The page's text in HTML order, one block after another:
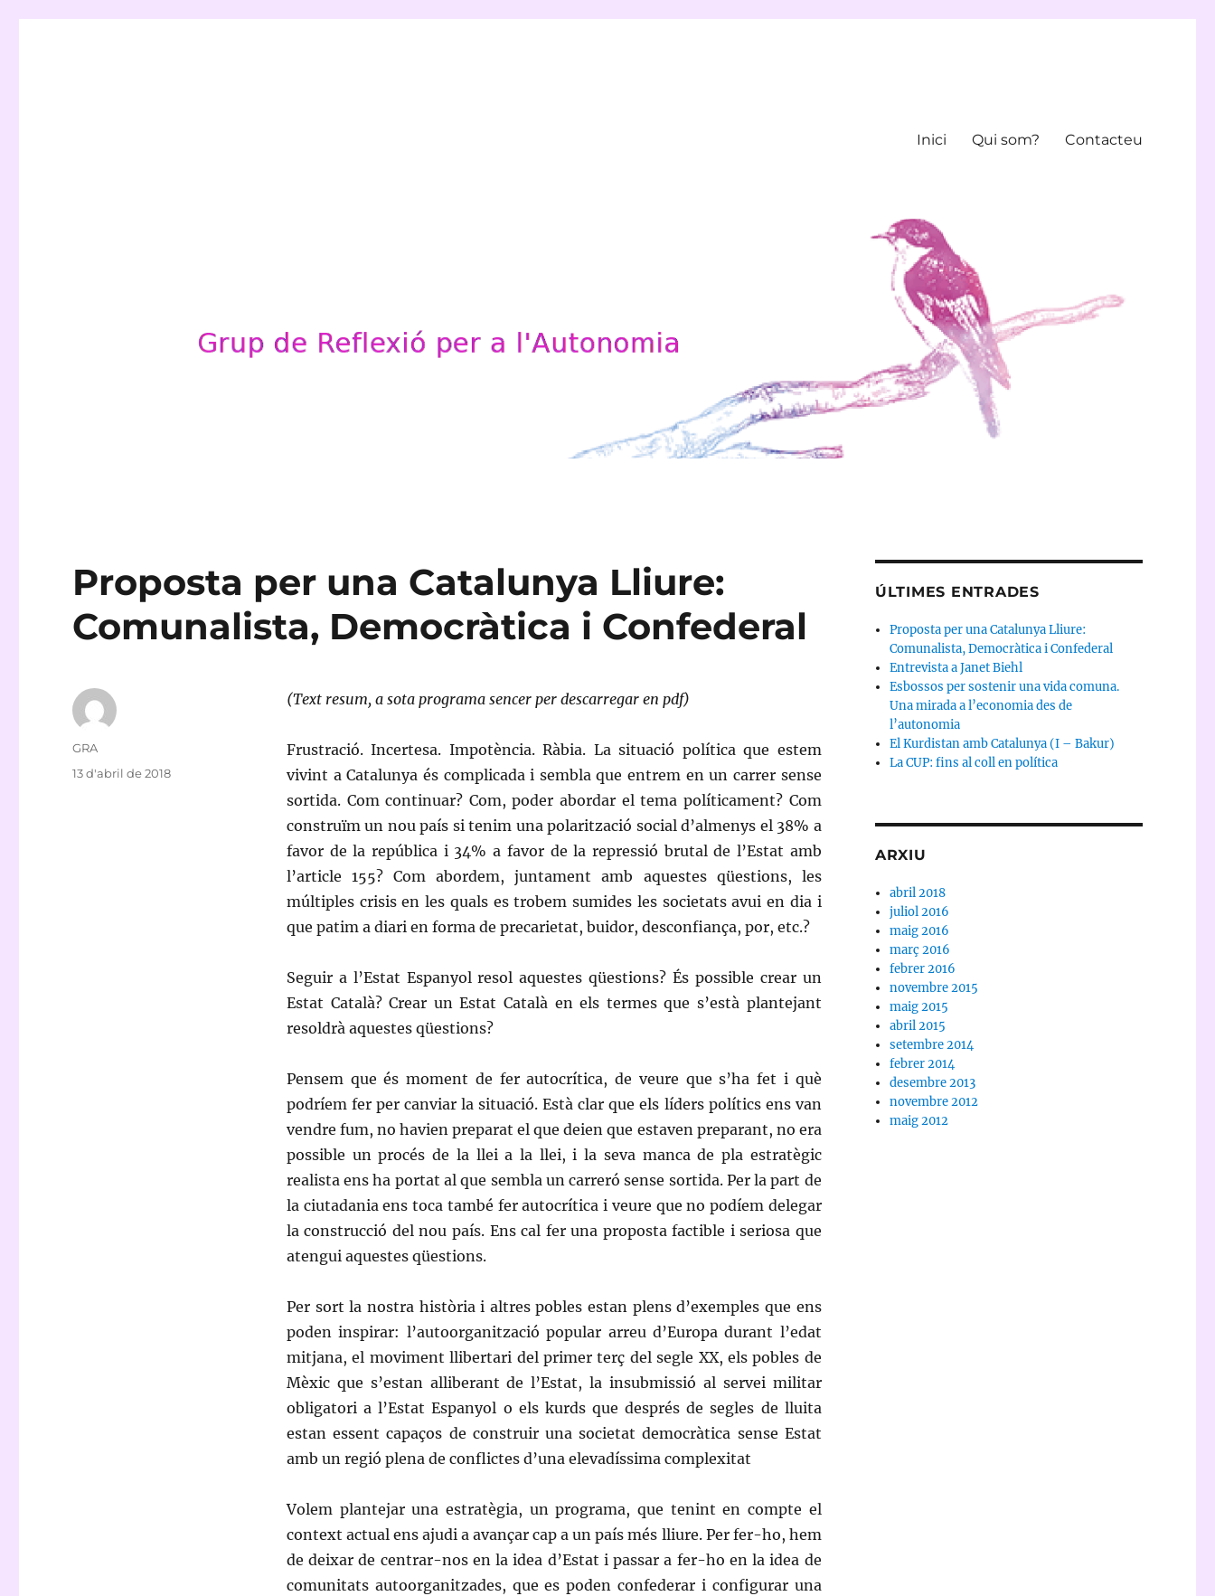
Inici Qui som? Contacteu
Proposta per una Catalunya Lliure:
Comunalista, Democràtica i Confederal
(Text resum, a sota programa sencer per descarregar en pdf)
Frustració. Incertesa. Impotència. Ràbia. La situació política que estem
vivint a Catalunya és complicada i sembla que entrem en un carrer sense
sortida. Com continuar? Com, poder abordar el tema políticament? Com
construïm un nou país si tenim una polarització social d’almenys el 38% a
favor de la república i 34% a favor de la repressió brutal de l’Estat amb
l’article 155? Com abordem, juntament amb aquestes qüestions, les
múltiples crisis en les quals es trobem sumides les societats avui en dia i
que patim a diari en forma de precarietat, buidor, desconfiança, por, etc.?
Seguir a l’Estat Espanyol resol aquestes qüestions? És possible crear un
Estat Català? Crear un Estat Català en els termes que s’està plantejant
resoldrà aquestes qüestions?
Pensem que és moment de fer autocrítica, de veure que s’ha fet i què
podríem fer per canviar la situació. Està clar que els líders polítics ens van
vendre fum, no havien preparat el que deien que estaven preparant, no era
possible un procés de la llei a la llei, i la seva manca de pla estratègic
realista ens ha portat al que sembla un carreró sense sortida. Per la part de
la ciutadania ens toca també fer autocrítica i veure que no podíem delegar
la construcció del nou país. Ens cal fer una proposta factible i seriosa que
atengui aquestes qüestions.
Per sort la nostra història i altres pobles estan plens d’exemples que ens
poden inspirar: l’autoorganització popular arreu d’Europa durant l’edat
mitjana, el moviment llibertari del primer terç del segle XX, els pobles de
Mèxic que s’estan alliberant de l’Estat, la insubmissió al servei militar
obligatori a l’Estat Espanyol o els kurds que després de segles de lluita
estan essent capaços de construir una societat democràtica sense Estat
amb un regió plena de conflictes d’una elevadíssima complexitat
Volem plantejar una estratègia, un programa, que tenint en compte el
context actual ens ajudi a avançar cap a un país més lliure. Per fer-ho, hem
de deixar de centrar-nos en la idea d’Estat i passar a fer-ho en la idea de
comunitats autoorganitzades, que es poden confederar i configurar una
Autor
GRA
Publicat
13 d'abril de 2018
ÚLTIMES ENTRADES
Proposta per una Catalunya Lliure:
Comunalista, Democràtica i Confederal
Entrevista a Janet Biehl
Esbossos per sostenir una vida comuna.
Una mirada a l’economia des de
l’autonomia
El Kurdistan amb Catalunya (I – Bakur)
La CUP: fins al coll en política
ARXIU
abril 2018
juliol 2016
maig 2016
març 2016
febrer 2016
novembre 2015
maig 2015
abril 2015
setembre 2014
febrer 2014
desembre 2013
novembre 2012
maig 2012